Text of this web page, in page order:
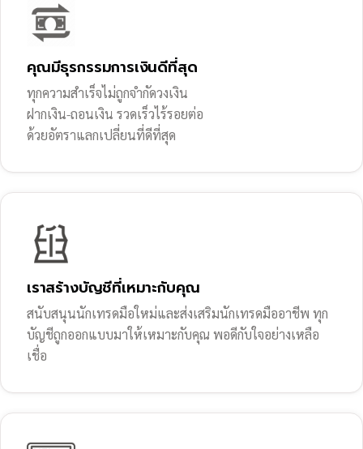
คุณมีธุรกรรมการเงินดีที่สุด
ทุกความสำเร็จไม่ถูกจำกัดวงเงิน
ฝากเงิน-ถอนเงิน รวดเร็วไร้รอยต่อ
ด้วยอัตราแลกเปลี่ยนที่ดีที่สุด
เราสร้างบัญชีที่เหมาะกับคุณ
สนับสนุนนักเทรดมือใหม่และส่งเสริมนักเทรดมืออาชีพ ทุก
บัญชีถูกออกแบบมาให้เหมาะกับคุณ พอดีกับใจอย่างเหลือ
เชื่อ